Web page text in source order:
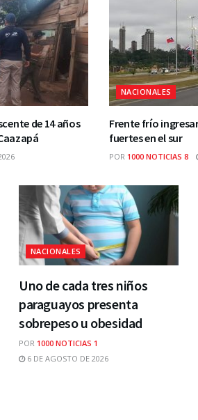
de 14 años
NACIONALES
Frente frío
fuertes en el sur
POR 1000 NOTICIAS 8
NACIONALES
Uno de cada tres niños
paraguayos presenta
sobrepeso u obesidad
POR 1000 NOTICIAS 1
6 DE AGOSTO DE 2026